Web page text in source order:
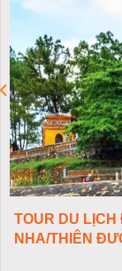
TOUR DU LỊCH
NHA/THIÊN